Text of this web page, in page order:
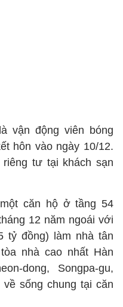
vận động viên bóng
hôn vào ngày 10/12.
tư tại khách sạn
căn hộ ở tầng 54
12 năm ngoái với
tỷ đồng) làm nhà tân
nhà cao nhất Hàn
dong, Songpa-gu,
sống chung tại căn